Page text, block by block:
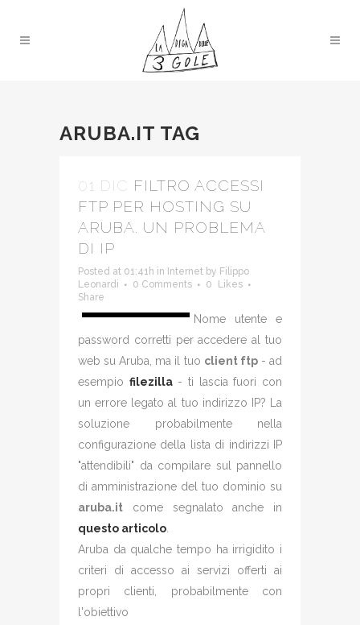
ARUBA.IT TAG
01 DIC FILTRO ACCESSI
FTP PER HOSTING SU
ARUBA. UN PROBLEMA
DI IP
Posted at 01:41h in Internet by Filippo
Leonardi
0 Comments 0
Likes
Share
Nome utente e
password corretti per accedere al tuo
web su Aruba, ma il tuo client ftp- ad
esempio filezilla- ti lascia fuori con
un errore legato al tuo indirizzo IP? La
soluzione probabilmente nella
configurazione della lista di indirizzi IP
"attendibili" da compilare sul pannello
di amministrazione del tuo dominio su
aruba.it come segnalato anche in
questo articolo
Aruba da qualche tempo ha irrigidito i
criteri di accesso ai servizi offerti ai
propri clienti, probabilmente con
l'obiettivo